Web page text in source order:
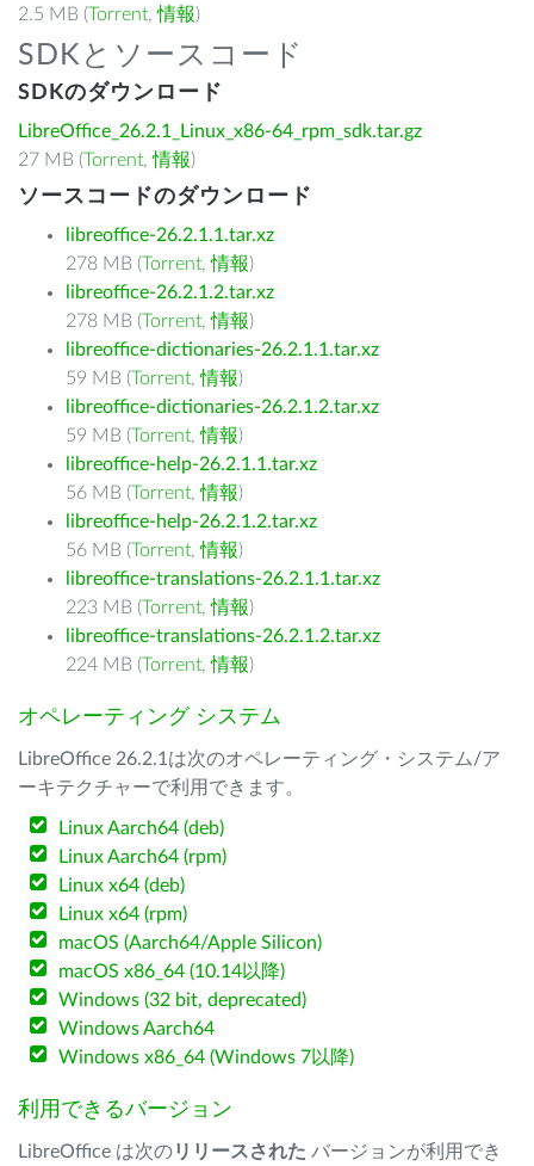
2.5 MB (Torrent,情報)
SDKとソースコード
SDKのダウンロード
LibreOffice_26.2.1_Linux_x86-64_rpm_sdk.tar.gz
27 MB (Torrent,情報)
ソースコードのダウンロード
libreoffice-26.2.1.1.tar.xz
278 MB (Torrent,情報)
libreoffice-26.2.1.2.tar.xz
278 MB (Torrent,情報)
libreoffice-dictionaries-26.2.1.1.tar.xz
59 MB (Torrent,情報)
libreoffice-dictionaries-26.2.1.2.tar.xz
59 MB (Torrent,情報)
libreoffice-help-26.2.1.1.tar.xz
56 MB (Torrent,情報)
libreoffice-help-26.2.1.2.tar.xz
56 MB (Torrent,情報)
libreoffice-translations-26.2.1.1.tar.xz
223 MB (Torrent,情報)
libreoffice-translations-26.2.1.2.tar.xz
224 MB (Torrent,情報)
オペレーティング システム
LibreOffice 26.2.1は次のオペレーティング・システム/ア
ーキテクチャーで利用できます。
Linux Aarch64 (deb)
Linux Aarch64 (rpm)
Linux x64 (deb)
Linux x64 (rpm)
macOS (Aarch64/Apple Silicon)
macOS x86_64 (10.14以降)
Windows (32 bit, deprecated)
Windows Aarch64
Windows x86_64 (Windows 7以降)
利用できるバージョン
LibreOffice は次のリリースされた バージョンが利用でき